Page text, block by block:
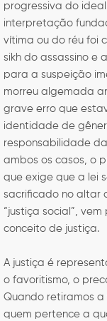
progressiva do
interpretação
vítima ou do réu foi
sikh do assassino e
para a suspeição
morreu algemada
grave erro que
identidade de
responsabilidade
ambos os casos, o
que exige que a lei
sacrificado no altar
“justiça social”,
conceito de justiça.
A justiça é
o favoritismo, o
Quando retiramos
quem pertence a